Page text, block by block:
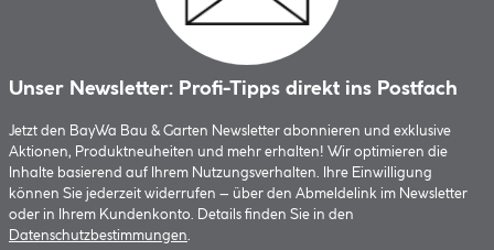
Unser Newsletter: Profi-Tipps direkt ins Postfach
Jetzt den BayWa Bau & Garten Newsletter abonnieren und exklusive
Aktionen, Produktneuheiten und mehr erhalten! Wir optimieren die
Inhalte basierend auf Ihrem Nutzungsverhalten. Ihre Einwilligung
können Sie jederzeit widerrufen – über den Abmeldelink im Newsletter
oder in Ihrem Kundenkonto. Details finden Sie in den
Datenschutzbestimmungen.